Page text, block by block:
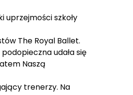
uprzejmości szkoły
The Royal Ballet.
udała się
Naszą
trenerzy. Na